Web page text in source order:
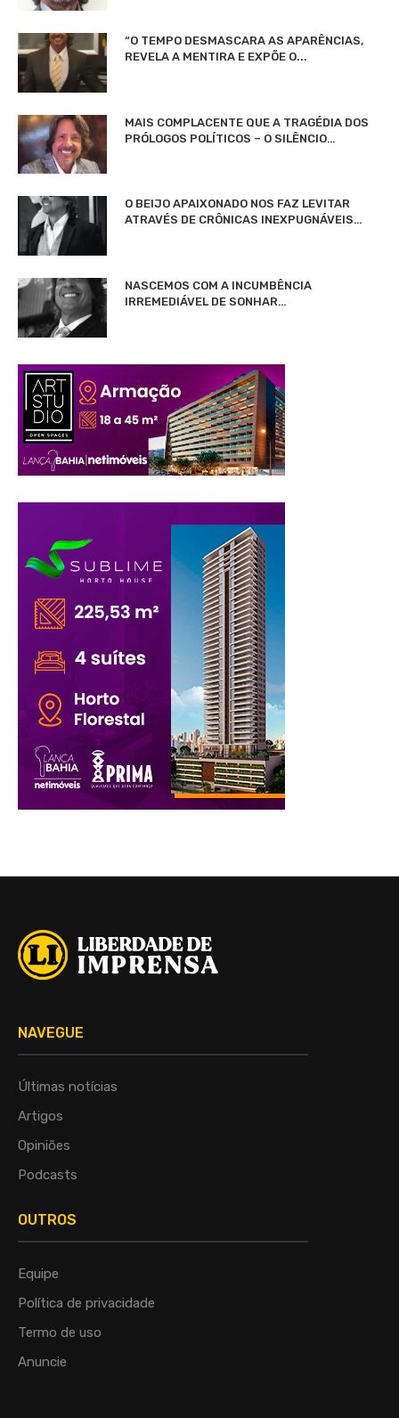
“O TEMPO DESMASCARA AS APARÊNCIAS,
REVELA A MENTIRA E EXPÕE O...
MAIS COMPLACENTE QUE A TRAGÉDIA DOS
PRÓLOGOS POLÍTICOS – O SILÊNCIO…
O BEIJO APAIXONADO NOS FAZ LEVITAR
ATRAVÉS DE CRÔNICAS INEXPUGNÁVEIS…
NASCEMOS COM A INCUMBÊNCIA
IRREMEDIÁVEL DE SONHAR…
NAVEGUE
Últimas notícias
Artigos
Opiniões
Podcasts
OUTROS
Equipe
Política de privacidade
Termo de uso
Anuncie